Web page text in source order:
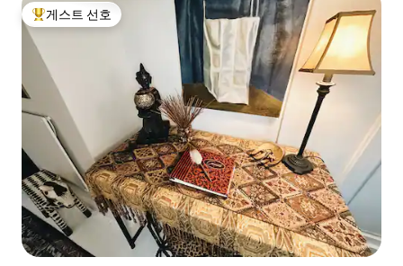
상위 게스트 선호
게스트 선호